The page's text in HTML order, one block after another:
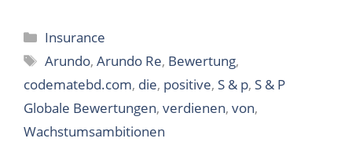
Categories
Insurance
Tags
Arundo,Arundo Re, Bewertung,
codematebd.com, die, positive, S & p, S & P
Globale Bewertungen, verdienen, von,
Wachstumsambitionen